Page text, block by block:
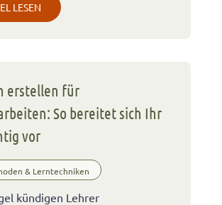
LESEN
erstellen für
So bereitet sich Ihr
vor
& Lerntechniken
kündigen Lehrer